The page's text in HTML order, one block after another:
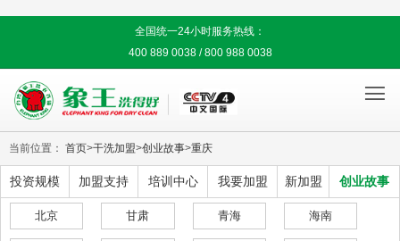
全国统一24小时服务热线：
400 889 0038 / 800 988 0038

当前位置： 首页>干洗加盟>创业故事>重庆
投资规模 加盟支持 培训中心 我要加盟 新加盟 创业故事
北京 甘肃 青海 海南